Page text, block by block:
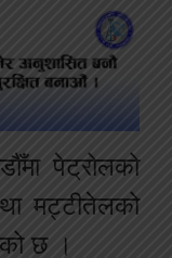
पेट्रोलको
मट्टीतेलको
छ ।